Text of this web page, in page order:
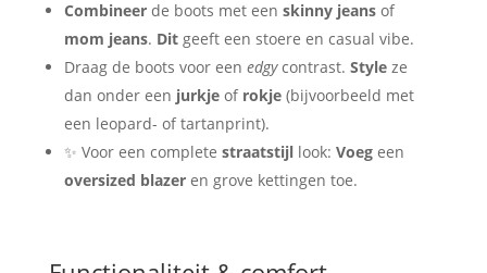
Combineerde boots met een skinny jeansof
mom jeans. Ditgeeft een stoere en casual vibe.
Draag de boots voor een edgycontrast. Styleze
dan onder een jurkjeof rokje(bijvoorbeeld met
een leopard- of tartanprint).
✨ Voor een complete straatstijllook: Voegeen
oversized blazeren grove kettingen toe.